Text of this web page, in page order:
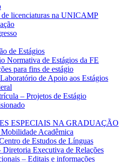
de licenciaturas na UNICAMP
de Estágios
Normativa de Estágios da FE
para fins de estágio
de Apoio aos Estágios
– Projetos de Estágio
ESPECIAIS NA GRADUAÇÃO
Acadêmica
de Estudos de Línguas
Executiva de Relações
– Editais e informações